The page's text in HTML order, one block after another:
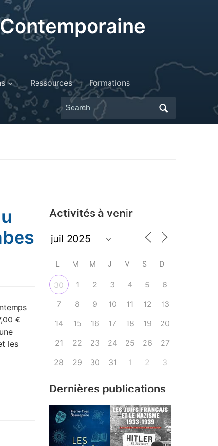
Ressources Formations
Search
for:
€
les
Activités à venir
L M M J V S D
30 1 2 3 4 5
6
7
8 9 10 11 12
13
14
15 16 17 18 19
20
21
22 23 24 25 26
27
28
29 30 31 1 2 3
Dernières publications